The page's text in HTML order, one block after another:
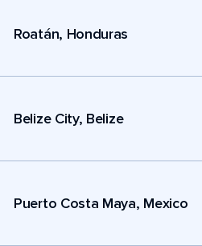
Roatán, Honduras
Belize City, Belize
Puerto Costa Maya, Mexico